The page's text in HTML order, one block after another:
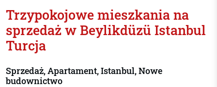
Trzypokojowe mieszkania na
sprzedaż w Beylikdüzü Istanbul
Turcja
Sprzedaż, Apartament, Istanbul, Nowe
budownictwo